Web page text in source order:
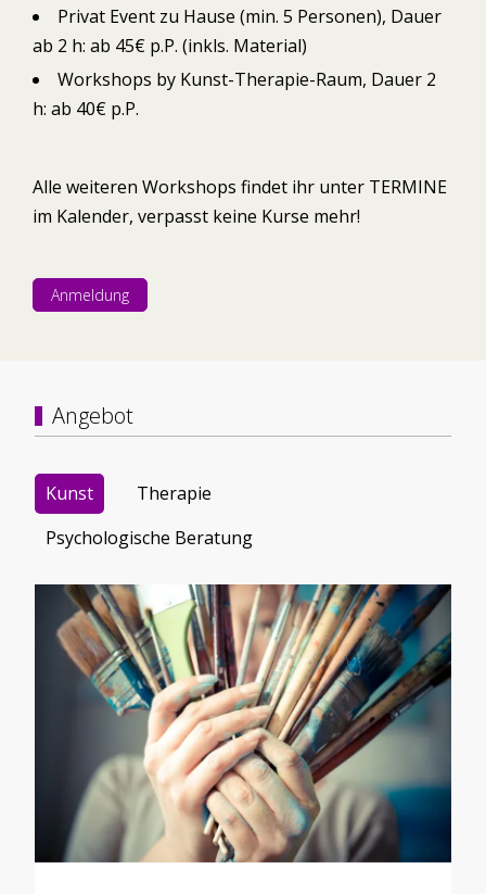
Privat Event zu Hause (min. 5 Personen), Dauer
ab 2 h: ab 45€ p.P. (inkls. Material)
Workshops by Kunst-Therapie-Raum, Dauer 2
h: ab 40€ p.P.
Alle weiteren Workshops findet ihr unter TERMINE
im Kalender, verpasst keine Kurse mehr!
Anmeldung
Angebot
Kunst
Therapie
Psychologische Beratung